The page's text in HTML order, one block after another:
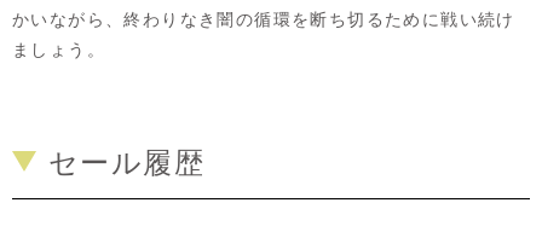
かいながら、終わりなき闇の循環を断ち切るために戦い続け
ましょう。
セール履歴